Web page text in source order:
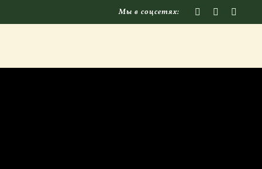
Мы в соцсетях: